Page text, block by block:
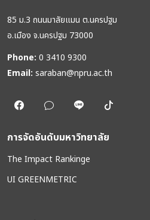
85 ม.3 ถนนมาลัยแมน ต.นครปฐม
อ.เมือง จ.นครปฐม 73000
Phone: 0 3410 9300
Email: saraban@npru.ac.th
การจัดอันดับมหาวิทยาลัย
The Impact Rankinge
UI GREENMETRIC